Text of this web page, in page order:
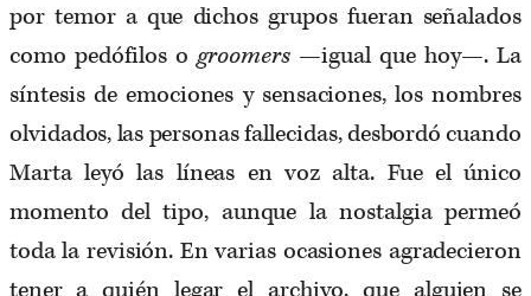
por temor a que dichos grupos fueran señalados
como pedófilos ogroomers—igual que hoy—. La
síntesis de emociones y sensaciones, los nombres
olvidados, las personas fallecidas, desbordó cuando
Marta leyó las líneas en voz alta. Fue el único
momento del tipo, aunque la nostalgia permeó
toda la revisión. En varias ocasiones agradecieron